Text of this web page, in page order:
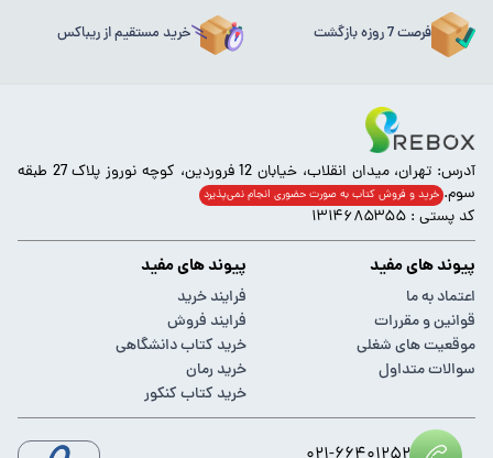
فرصت 7 روزه بازگشت خرید مستقیم از ریباکس
آدرس: تهران، میدان انقلاب، خیابان 12 فروردین، کوچه نوروز پلاک 27 طبقه
سوم. خرید و فروش کتاب به صورت حضوری انجام‌ نمی‌پذیرد
کد پستی : ۱۳۱۴۶۸۵۳۵۵
پیوند های مفید
اعتماد به ما
قوانین و مقررات
موقعیت های شغلی
سوالات متداول
پیوند های مفید
فرایند خرید
فرایند فروش
خرید کتاب دانشگاهی
خرید رمان
خرید کتاب کنکور